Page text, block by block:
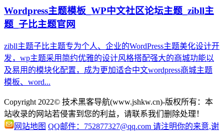
Wordpress主题模板_WP中文社区论坛主题_zibll主
题_子比主题官网
zibll主题子比主题专为个人、企业的WordPress主题美化设计开
发，wp主题采用简约优雅的设计风格搭配强大的商城功能以
及易用的模块化配置，成为更加适合中文wordpress商城主题
模板、word...
Copyright 2022© 技术黑客导航(www.jshkw.cn)-版权所有：本
站收录的网站若侵害到您的利益，请联系我们删除处理！
网站地图 QQ邮件：752877327@qq.com 请注明你的来意,谢